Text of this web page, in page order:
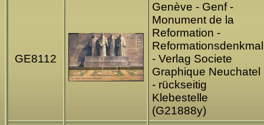
GE8112
Genève - Genf -
Monument de la
Reformation -
Reformationsdenkmal
- Verlag Societe
Graphique Neuchatel
- rückseitig
Klebestelle
(G21888y)